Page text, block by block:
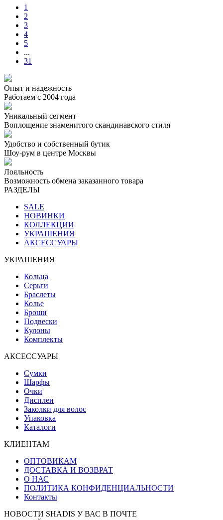
1
2
3
4
5
...
31
Опыт и надежность
Работаем с 2004 года
Уникальный сегмент
Воплощение знаменитого скандинавского стиля
Удобство и собственный бутик
Шоу-рум в центре Москвы
Лояльность
Возможность обмена заказанного товара
РАЗДЕЛЫ
SALE
НОВИНКИ
КОЛЛЕКЦИИ
УКРАШЕНИЯ
АКСЕССУАРЫ
УКРАШЕНИЯ
Кольца
Серьги
Браслеты
Колье
Броши
Подвески
Кулоны
Комплекты
АКСЕССУАРЫ
Сумки
Шарфы
Очки
Дисплеи
Заколки для волос
Упаковка
Каталоги
КЛИЕНТАМ
ОПТОВИКАМ
ДОСТАВКА И ВОЗВРАТ
О НАС
ПОЛИТИКА КОНФИДЕНЦИАЛЬНОСТИ
Контакты
НОВОСТИ SHADIS У ВАС В ПОЧТЕ